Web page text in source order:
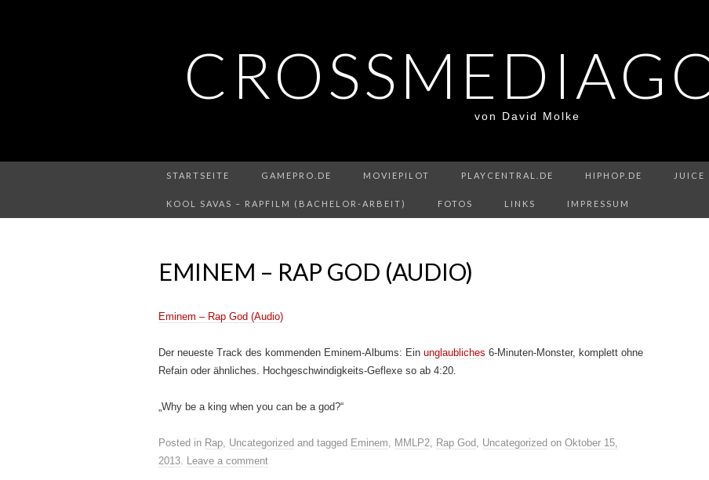
von David Molke
STARTSEITE GAMEPRO.DE MOVIEPILOT PLAYCENTRAL.DE HIPHOP.DE JUICE
KOOL SAVAS – RAPFILM (BACHELOR-ARBEIT) FOTOS LINKS IMPRESSUM
EMINEM – RAP GOD (AUDIO)
Eminem – Rap God (Audio)
Der neueste Track des kommenden Eminem-Albums: Ein unglaubliches 6-Minuten-Monster, komplett ohne
Refain oder ähnliches. Hochgeschwindigkeits-Geflexe so ab 4:20.
„Why be a king when you can be a god?“
Posted in Rap, Uncategorized and tagged Eminem, MMLP2, Rap God, Uncategorized on Oktober 15,
2013. Leave a comment